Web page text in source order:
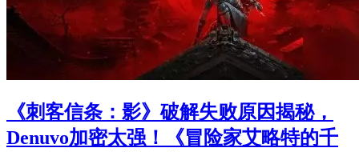
《刺客信条：影》破解失败原因揭秘，
Denuvo加密太强！《冒险家艾略特的千